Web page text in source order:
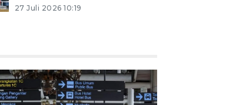
27 Juli 2026 10:19